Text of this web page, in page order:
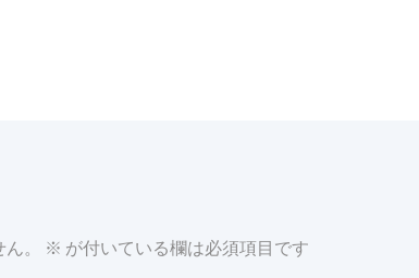
。 ※ が付いている欄は必須項目です